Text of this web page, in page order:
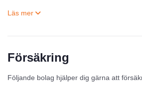
Försäkring
Följande bolag hjälper dig gärna att